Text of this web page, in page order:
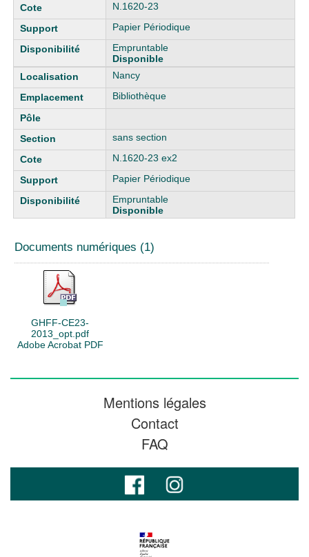
N.1620-23
Papier Périodique
Empruntable
Disponible
Nancy
Bibliothèque
sans section
N.1620-23 ex2
Papier Périodique
Empruntable
Disponible
Documents numériques (1)
GHFF-CE23-
2013_opt.pdf
Adobe Acrobat PDF
Mentions légales
Contact
FAQ